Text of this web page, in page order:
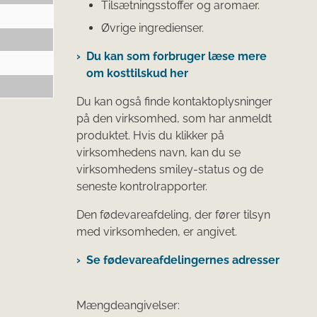
Tilsætningsstoffer og aromaer.
Øvrige ingredienser.
Du kan som forbruger læse mere
om kosttilskud her
Du kan også finde kontaktoplysninger
på den virksomhed, som har anmeldt
produktet. Hvis du klikker på
virksomhedens navn, kan du se
virksomhedens smiley-status og de
seneste kontrolrapporter.
Den fødevareafdeling, der fører tilsyn
med virksomheden, er angivet.
Se fødevareafdelingernes adresser
Mængdeangivelser: